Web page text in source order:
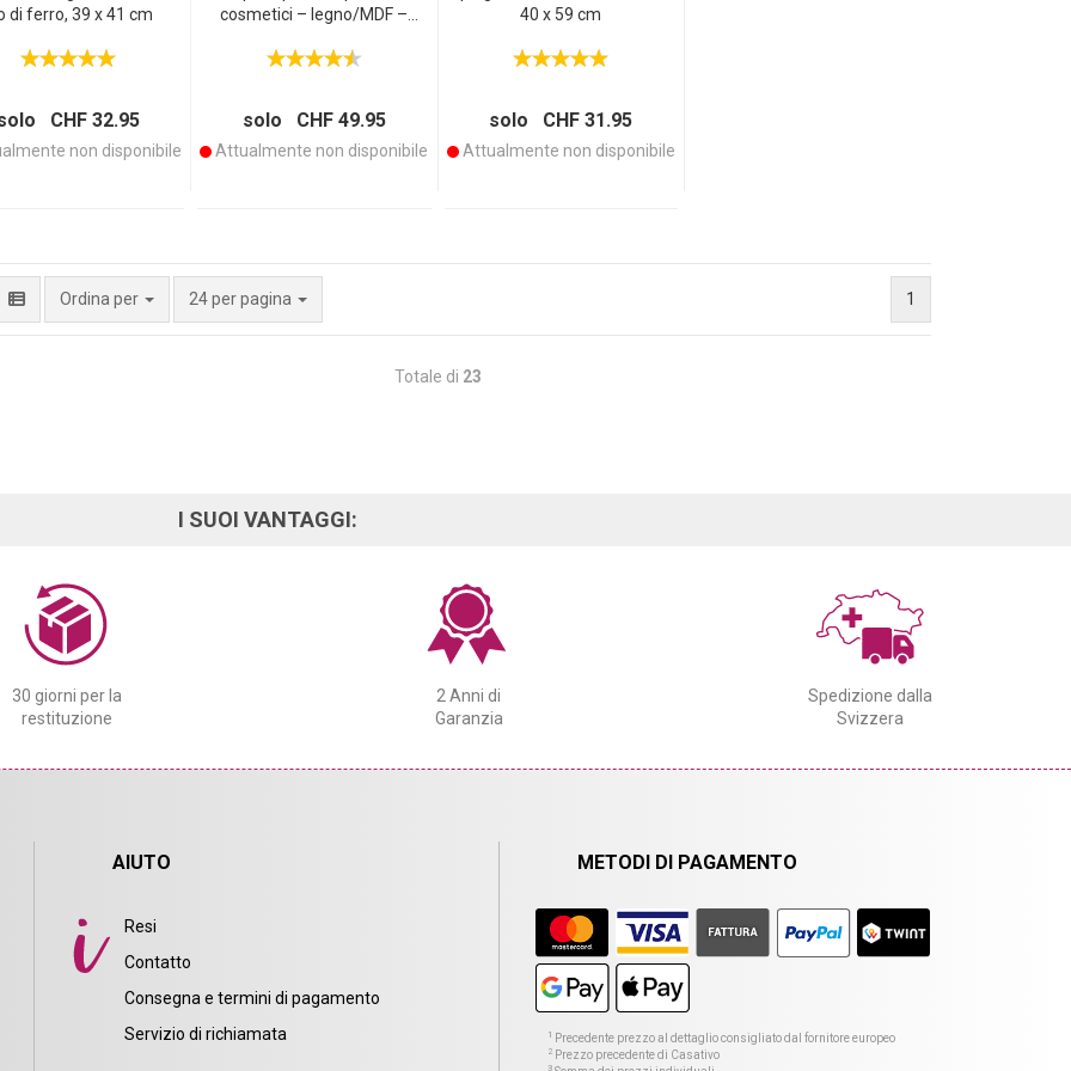
di ferro, 39 x 41 cm
CHF 32.95
non disponibile
cosmetici – legno/MDF –
31,5 cm – salvaspazio,
solo CHF 49.95
Attualmente non disponibile
40 x 59 cm
solo CHF 31.95
Attualmente non disponibile
Ordina per 24 per pagina 1
Totale di 23
I SUOI VANTAGGI:
30 giorni per la
restituzione
2 Anni di
Garanzia
Spedizione dalla
Svizzera
AIUTO
Resi
Contatto
Consegna e termini di pagamento
Servizio di richiamata
METODI DI PAGAMENTO
1 Precedente prezzo al dettaglio consigliato dal fornitore europeo
2 Prezzo precedente di Casativo
3